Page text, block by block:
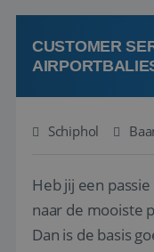
hebt in de
CUSTOMER
Schiphol
Heb jij een
naar de mooiste
Dan is de basis